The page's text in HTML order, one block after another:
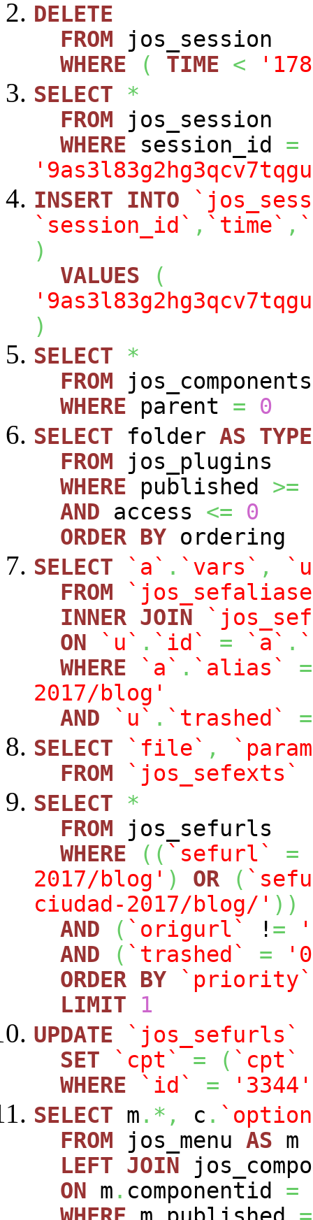
DELETE
FROM jos_session
WHERE
( TIME <
SELECT
*
FROM jos_session
WHERE session_id =
INSERT
INTO
`session_id` , `time` ,
)
VALUES
(
)
SELECT
*
FROM jos_components
WHERE parent =
0
SELECT folder AS TYPE
FROM jos_plugins
WHERE published >=
AND access <=
0
ORDER BY ordering
SELECT
`a` . `vars` ,
FROM
INNER JOIN
ON
`u` . `id` = `a` .
WHERE
`a` . `alias`
=
2017/blog'
AND
`u` . `trashed`
=
SELECT
`file` ,
FROM
`jos_sefexts`
SELECT
*
FROM jos_sefurls
WHERE
( ( `sefurl` =
2017/blog' ) OR (
ciudad-2017/blog/' ) )
AND
( `origurl` ! =
AND
( `trashed` =
ORDER BY
`priority`
LIMIT
1
UPDATE
`jos_sefurls`
SET
`cpt` = ( `cpt`
WHERE
`id` =
'3344'
SELECT m .*, c .
FROM jos_menu AS m
LEFT JOIN
ON m . componentid =